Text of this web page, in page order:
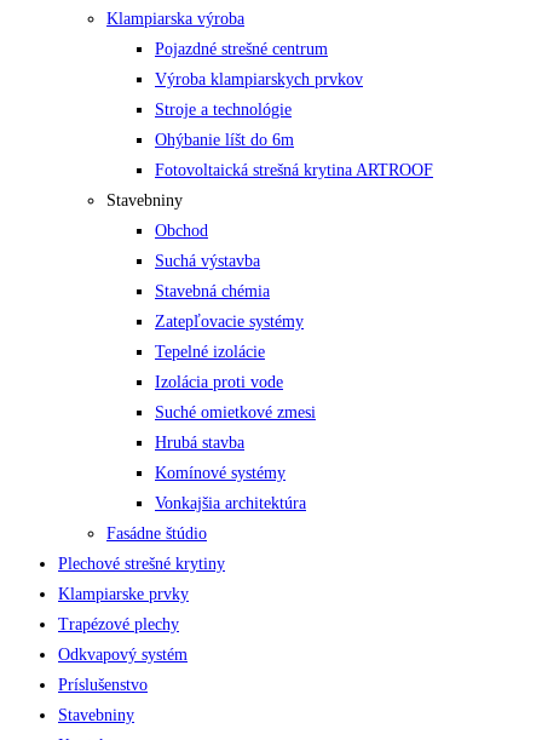
Klampiarska výroba
Pojazdné strešné centrum
Výroba klampiarskych prvkov
Stroje a technológie
Ohýbanie líšt do 6m
Fotovoltaická strešná krytina ARTROOF
Stavebniny
Obchod
Suchá výstavba
Stavebná chémia
Zatepľovacie systémy
Tepelné izolácie
Izolácia proti vode
Suché omietkové zmesi
Hrubá stavba
Komínové systémy
Vonkajšia architektúra
Fasádne štúdio
Plechové strešné krytiny
Klampiarske prvky
Trapézové plechy
Odkvapový systém
Príslušenstvo
Stavebniny